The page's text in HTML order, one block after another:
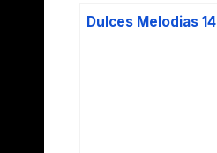
Dulces Melodias 14